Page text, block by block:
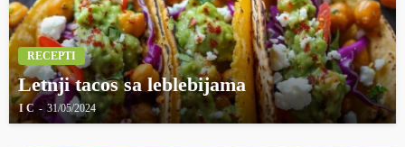
RECEPTI
Letnji tacos sa leblebijama
I C 31/05/2024